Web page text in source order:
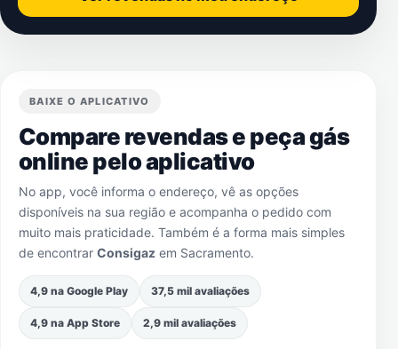
BAIXE O APLICATIVO
Compare revendas e peça gás
online pelo aplicativo
No app, você informa o endereço, vê as opções
disponíveis na sua região e acompanha o pedido com
muito mais praticidade. Também é a forma mais simples
de encontrar Consigaz em Sacramento.
4,9 na Google Play 37,5 mil avaliações
4,9 na App Store 2,9 mil avaliações